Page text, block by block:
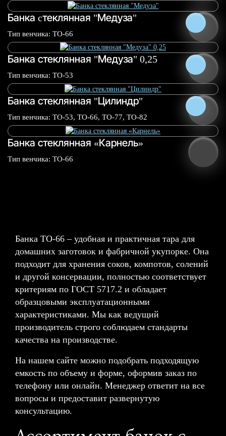
Банка cтеклянная "Медуза"
Тип венчика: ТО-66
0.25 л 0.5 л 0.75 л
Банка стеклянная "Медуза" 0,25
Тип венчика: ТО-53
0.25 л 0.75 л
Банка стеклянная "Цилиндр"
Тип венчика: ТО-53, ТО-66, ТО-77, ТО-82
Банка стеклянная «Карнель»
Тип венчика: ТО-66
Банка ТО-66 – удобная и практичная тара для
домашних заготовок и фабричной укупорке. Она
подходит для хранения соков, компотов, солений
и другой консервации, полностью соответствует
критериям по ГОСТ 5717.2 и обладает
образцовыми эксплуатационными
характеристиками. Мы как ведущий
производитель строго соблюдаем стандарты
качества на производстве.
На нашем сайте можно подобрать подходящую
емкость по объему и форме, оформив заказ по
телефону или онлайн. Менеджер ответит на все
вопросы и предоставит развернутую
консультацию.